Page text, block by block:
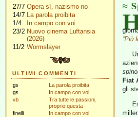
27/7 Opera sì, nazismo no
14/7 La parola proibita
1/4
In campo con voi
23/2 Nuovo cinema Luftansia
(2026)
11/2 Wormslayer
ULTIMI COMMENTI
gs
La parola proibita
gs
In campo con voi
vb
Tra tutte le passioni,
proprio questa
finelli
In campo con voi
“Più
Fiat
gli